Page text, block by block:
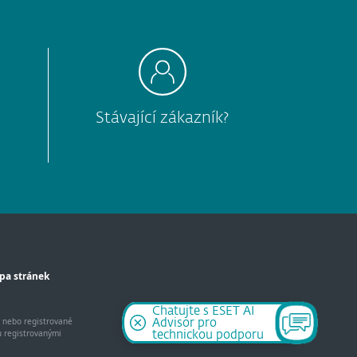
Stávající zákazník?
stránek
nebo registrované
registrovanými
Chatujte s ESET AI
Advisor pro
technickou podporu